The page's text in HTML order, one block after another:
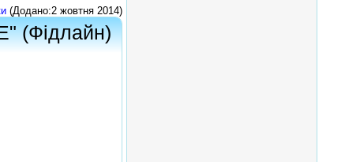
(Додано:2 жовтня 2014)
(Фідлайн)